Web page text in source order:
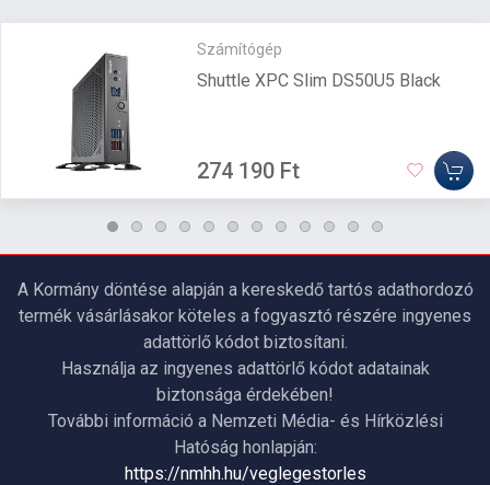
Számítógép
Shuttle XPC Slim DS50U5 Black
274 190 Ft
A Kormány döntése alapján a kereskedő tartós adathordozó
termék vásárlásakor köteles a fogyasztó részére ingyenes
adattörlő kódot biztosítani.
Használja az ingyenes adattörlő kódot adatainak
biztonsága érdekében!
További információ a Nemzeti Média- és Hírközlési
Hatóság honlapján:
https://nmhh.hu/veglegestorles